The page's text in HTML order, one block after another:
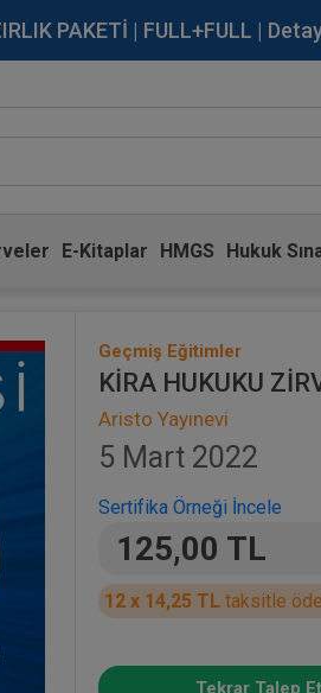
PAKETİ | FULL+FULL |
E-Kitaplar HMGS Hukuk
Geçmiş Eğitimler
KİRA HUKUKU
Aristo Yayınevi
5 Mart 2022
Sertifika Örneği İncele
125,00 TL
12 x 14,25 TL taksitle
Tekrar Talep Et